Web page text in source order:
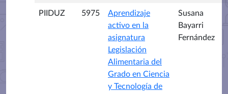
PIIDUZ 5975
Aprendizaje
activo en la
asignatura
Legislación
Alimentaria del
Grado en Ciencia
y Tecnología de
Susana
Bayarri
Fernández